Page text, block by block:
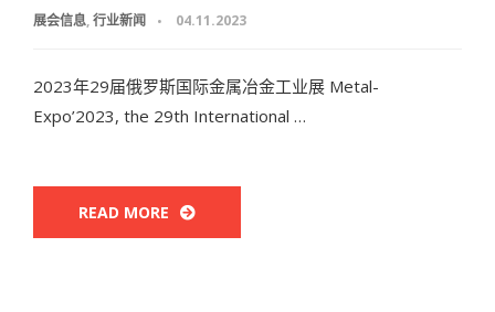
展会信息,行业新闻 04.11.2023
2023年29届俄罗斯国际金属冶金工业展 Metal-
Expo’2023, the 29th International …
READ MORE